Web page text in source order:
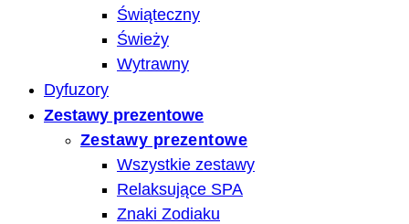
Świąteczny
Świeży
Wytrawny
Dyfuzory
Zestawy prezentowe
Zestawy prezentowe
Wszystkie zestawy
Relaksujące SPA
Znaki Zodiaku